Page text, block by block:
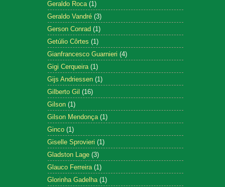
Geraldo Roca (1)
Geraldo Vandré (3)
Gerson Conrad (1)
Getúlio Côrtes (1)
Gianfrancesco Guarnieri (4)
Gigi Cerqueira (1)
Gijs Andriessen (1)
Gilberto Gil (16)
Gilson (1)
Gilson Mendonça (1)
Ginco (1)
Giselle Sprovieri (1)
Gladston Lage (3)
Glauco Ferreira (1)
Glorinha Gadelha (1)